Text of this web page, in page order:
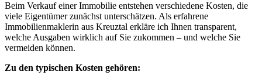
Beim Verkauf einer Immobilie entstehen verschiedene Kosten, die
viele Eigentümer zunächst unterschätzen. Als erfahrene
Immobilienmaklerin aus Kreuztal erkläre ich Ihnen transparent,
welche Ausgaben wirklich auf Sie zukommen – und welche Sie
vermeiden können.
Zu den typischen Kosten gehören: